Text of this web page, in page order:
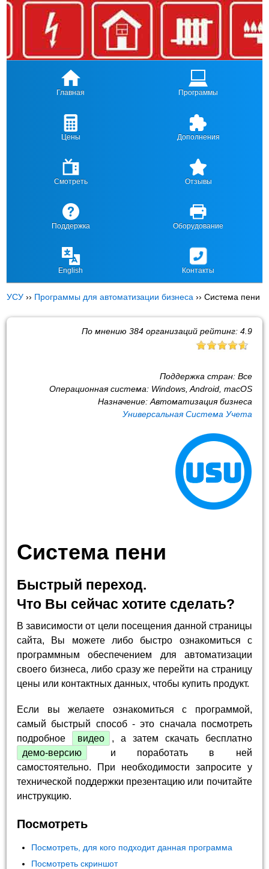
Главная Программы
Цены Дополнения
Смотреть Отзывы
Поддержка Оборудование
English Контакты
УСУ ›› Программы для автоматизации бизнеса ››Система пени
По мнению 384организаций рейтинг: 4.9
Поддержка стран: Все
Операционная система: Windows, Android, macOS
Назначение: Автоматизация бизнеса
Универсальная Система Учета
Система пени
Быстрый переход.
Что Вы сейчас хотите сделать?
В зависимости от цели посещения данной страницы
сайта, Вы можете либо быстро ознакомиться с
программным обеспечением для автоматизации
своего бизнеса, либо сразу же перейти на страницу
цены или контактных данных, чтобы купить продукт.
Если вы желаете ознакомиться с программой,
самый быстрый способ - это сначала посмотреть
подробное
видео
, а затем скачать бесплатно
демо-версию
и поработать в ней
самостоятельно. При необходимости запросите у
технической поддержки презентацию или почитайте
инструкцию.
Посмотреть
Посмотреть, для кого подходит данная программа
Посмотреть скриншот